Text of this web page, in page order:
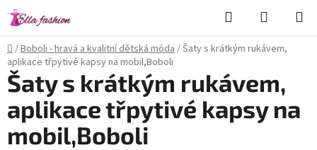
Přejít
na
obsah
Hledat
KOŠÍK
Domů
/Boboli - hravá a kvalitní dětská móda/Šaty s krátkým rukávem,
aplikace třpytivé kapsy na mobil,Boboli
Šaty s krátkým rukávem,
aplikace třpytivé kapsy na
mobil,Boboli